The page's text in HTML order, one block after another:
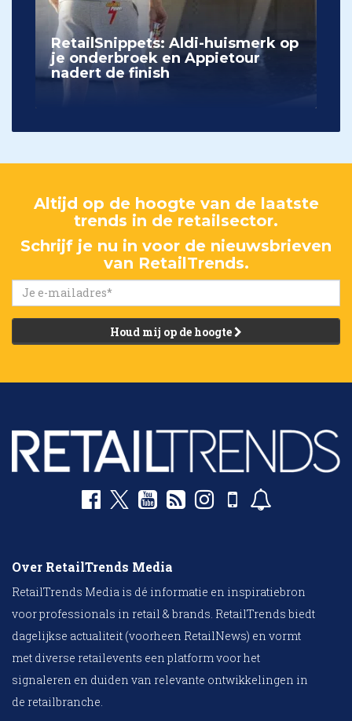
RetailSnippets: Aldi-huismerk op
je onderbroek en Appietour
nadert de finish
Altijd op de hoogte van de laatste
trends in de retailsector.
Schrijf je nu in voor de nieuwsbrieven
van RetailTrends.
Houd mij op de hoogte
Over RetailTrends Media
RetailTrends Media is dé informatie en inspiratiebron
voor professionals in retail & brands. RetailTrends biedt
dagelijkse actualiteit (voorheen RetailNews) en vormt
met diverse retailevents een platform voor het
signaleren en duiden van relevante ontwikkelingen in
de retailbranche.